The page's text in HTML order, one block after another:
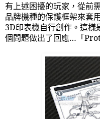
有上述困擾的玩家，從前
品牌機種的保護框架來套
3D印表機自行創作。這樣
個問題做出了回應…「